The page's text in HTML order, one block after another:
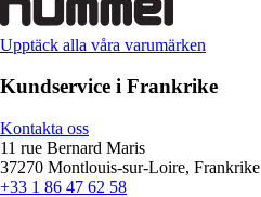
Upptäck alla våra varumärken
Kundservice i Frankrike
Kontakta oss
11 rue Bernard Maris
37270 Montlouis-sur-Loire, Frankrike
+33 1 86 47 62 58